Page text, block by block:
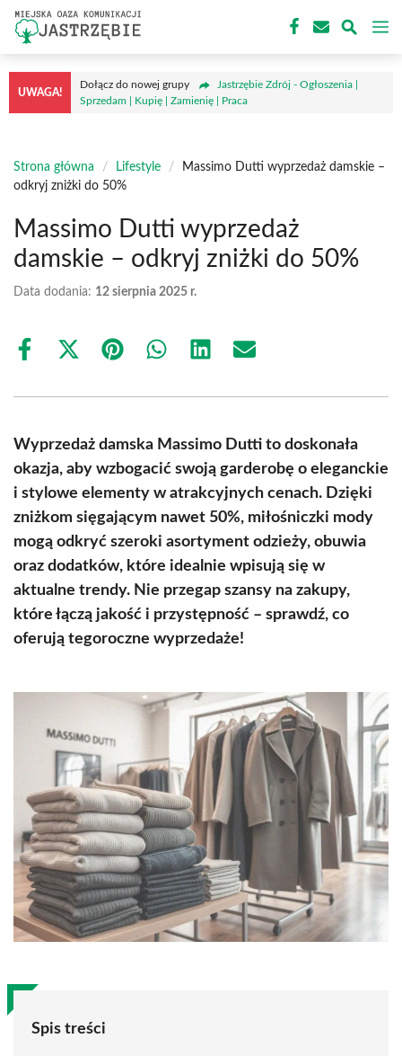
Przejdź
treści
UWAGA!
Dołącz do nowej grupy
Jastrzębie Zdrój - Ogłoszenia |
Sprzedam | Kupię | Zamienię | Praca
Strona główna / Lifestyle /
Massimo Dutti wyprzedaż damskie –
odkryj zniżki do 50%
Massimo Dutti wyprzedaż
damskie – odkryj zniżki do 50%
Data dodania: 12 sierpnia 2025 r.
Share
Share
(Twitter)
Share Share Share Share
Wyprzedaż damska Massimo Dutti to doskonała
okazja, aby wzbogacić swoją garderobę o eleganckie
i stylowe elementy w atrakcyjnych cenach. Dzięki
zniżkom sięgającym nawet 50%, miłośniczki mody
mogą odkryć szeroki asortyment odzieży, obuwia
oraz dodatków, które idealnie wpisują się w
aktualne trendy. Nie przegap szansy na zakupy,
które łączą jakość i przystępność – sprawdź, co
oferują tegoroczne wyprzedaże!
Spis treści